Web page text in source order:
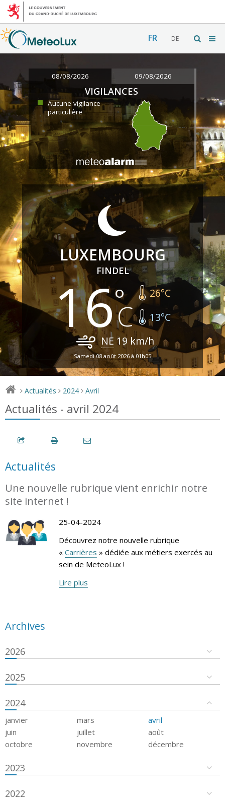
FR DE
08/08/2026 09/08/2026
VIGILANCES
Aucune vigilance
particulière
LUXEMBOURG
FINDEL
16 26°C
13°C
NE 19 km/h
Samedi 08 août 2026 à 01h05
> Actualités > 2024 > Avril
Actualités - avril 2024
Actualités
Une nouvelle rubrique vient enrichir notre
site internet !
25-04-2024
Découvrez notre nouvelle rubrique
« Carrières » dédiée aux métiers exercés au
sein de MeteoLux !
Lire plus
Archives
2026
2025
2024
janvier mars
avril
juin
juillet
août
octobre
novembre décembre
2023
2022